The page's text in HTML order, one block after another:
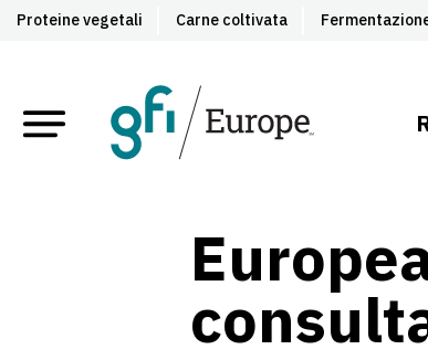
Proteine vegetali Carne coltivata